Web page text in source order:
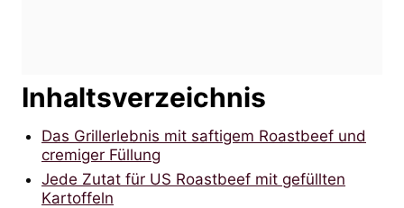
Inhaltsverzeichnis
Das Grillerlebnis mit saftigem Roastbeef und
cremiger Füllung
Jede Zutat für US Roastbeef mit gefüllten
Kartoffeln